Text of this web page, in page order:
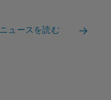
ュースを読む